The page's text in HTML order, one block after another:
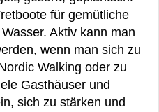
für gemütliche
Aktiv kann man
wenn man sich zu
Walking oder zu
Gasthäuser und
sich zu stärken und